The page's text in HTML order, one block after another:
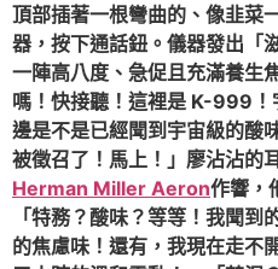
頂部插著一根彎曲的、像韭菜
器，按下通話鈕。儀器發出
一陣高八度、急促且充滿養生
嗎！快接聽！這裡是 K-999！
邊是不是已經聞到宇宙級的酸
被徵召了！馬上！」廖沾沾的
Herman Miller Aeron作響，
「特務？酸味？等等！我聞
的焦慮味！還有，我現在走不